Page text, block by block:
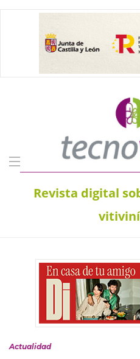
Revista digital
Actualidad